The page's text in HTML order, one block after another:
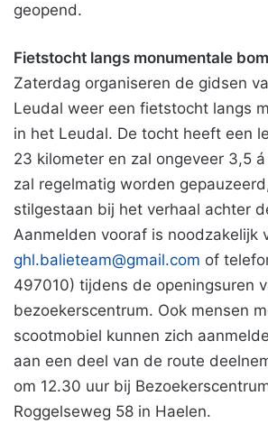
geopend.
Fietstocht langs monumentale
Zaterdag organiseren de gidsen
Leudal weer een fietstocht langs
in het Leudal. De tocht heeft een
23 kilometer en zal ongeveer 3,5
zal regelmatig worden
stilgestaan bij het verhaal achter
Aanmelden vooraf is noodzakelijk
ghl.balieteam@gmail.com of
497010) tijdens de openingsuren
bezoekerscentrum. Ook mensen
scootmobiel kunnen zich
aan een deel van de route
om 12.30 uur bij
Roggelseweg 58 in Haelen.